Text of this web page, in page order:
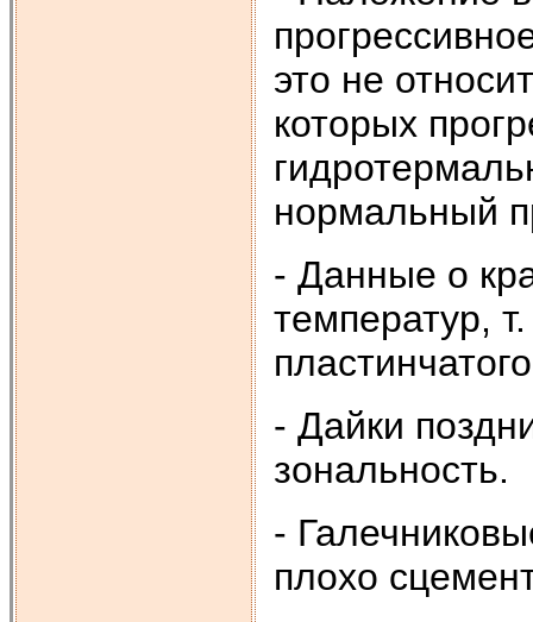
это не
которых
нормальный
- Данные о
температур,
- Дайки
зональность.
-
плохо